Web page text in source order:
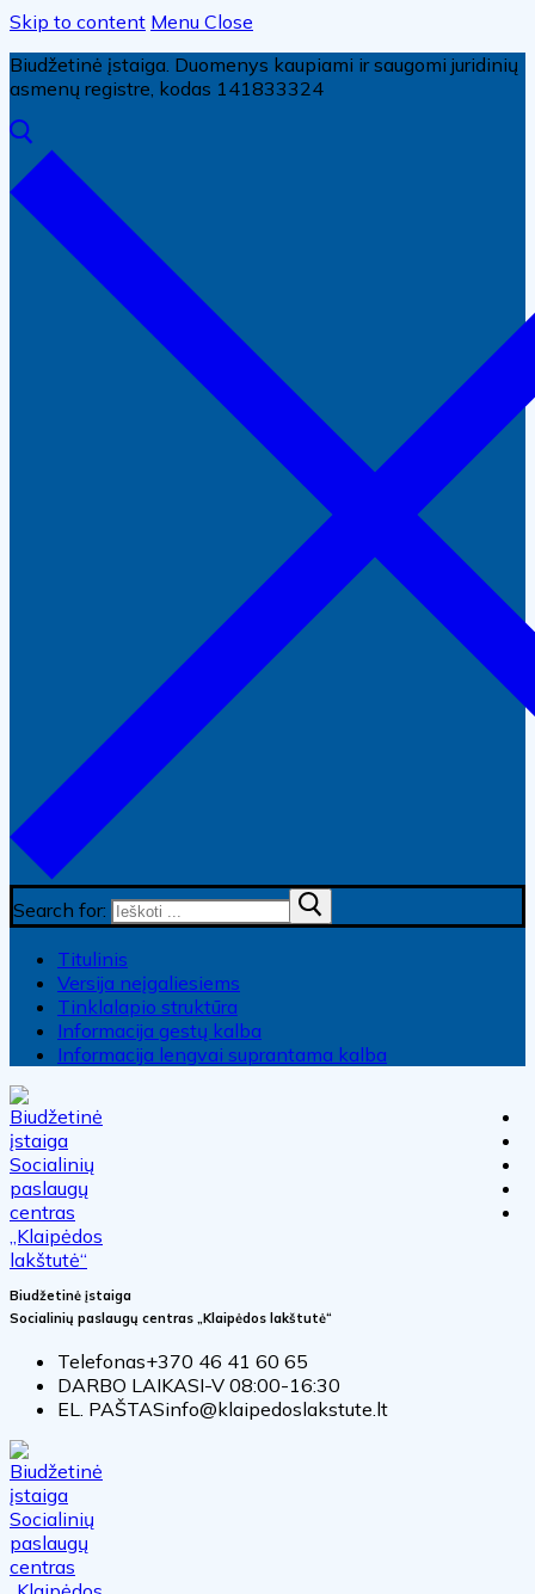
Skip to content Menu Close
Biudžetinė įstaiga. Duomenys kaupiami ir saugomi juridinių
asmenų registre, kodas 141833324
Search for:
Titulinis
Versija neįgaliesiems
Tinklalapio struktūra
Informacija gestų kalba
Informacija lengvai suprantama kalba
Biudžetinė įstaiga
Socialinių paslaugų centras „Klaipėdos lakštutė“
Telefonas+370 46 41 60 65
DARBO LAIKASI-V 08:00-16:30
EL. PAŠTASinfo@klaipedoslakstute.lt